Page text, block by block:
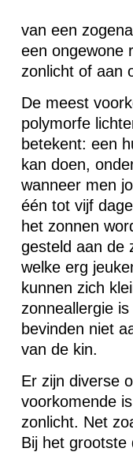
van een
een ongewone
zonlicht of aan
De meest
polymorfe
betekent: een
kan doen,
wanneer men
één tot vijf
het zonnen
gesteld aan de
welke erg
kunnen zich
zonneallergie
bevinden niet
van de kin.
Er zijn diverse
voorkomende
zonlicht. Net
Bij het grootste